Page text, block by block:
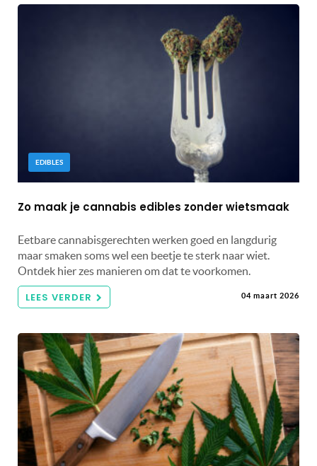
EDIBLES
Zo maak je cannabis edibles zonder wietsmaak
Eetbare cannabisgerechten werken goed en langdurig
maar smaken soms wel een beetje te sterk naar wiet.
Ontdek hier zes manieren om dat te voorkomen.
LEES VERDER 04 maart 2026